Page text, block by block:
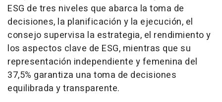
ESG de tres niveles que abarca la toma de
decisiones, la planificación y la ejecución, el
consejo supervisa la estrategia, el rendimiento y
los aspectos clave de ESG, mientras que su
representación independiente y femenina del
37,5% garantiza una toma de decisiones
equilibrada y transparente.